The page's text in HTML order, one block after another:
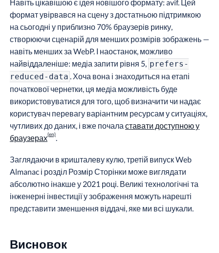
Навіть цікавішою є ідея новішого формату: avif. Цей
формат увірвався на сцену з достатньою підтримкою
на сьогодні у приблизно 70% браузерів ринку,
створюючи сценарій для менших розмірів зображень —
навіть менших за WebP. І наостанок, можливо
найвіддаленіше: медіа запити рівня 5, prefers-
reduced-data . Хоча вона і знаходиться на етапі
початкової чернетки, ця медіа можливість буде
використовуватися для того, щоб визначити чи надає
користувач перевагу варіантним ресурсам у ситуаціях,
чутливих до даних, і вже почала ставати доступною у
браузерах
Заглядаючи в кришталеву кулю, третій випуск Web
Almanac і розділ Розмір Сторінки може виглядати
абсолютно інакше у 2021 році. Великі технологічні та
інженерні інвестиції у зображення можуть нарешті
представити зменшення віддачі, яке ми всі шукали.
Висновок